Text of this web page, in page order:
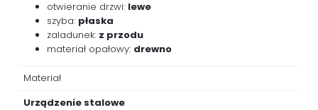
otwieranie drzwi: lewe
szyba: płaska
zaladunek: z przodu
materiał opałowy: drewno
Materiał
Urządzenie stalowe